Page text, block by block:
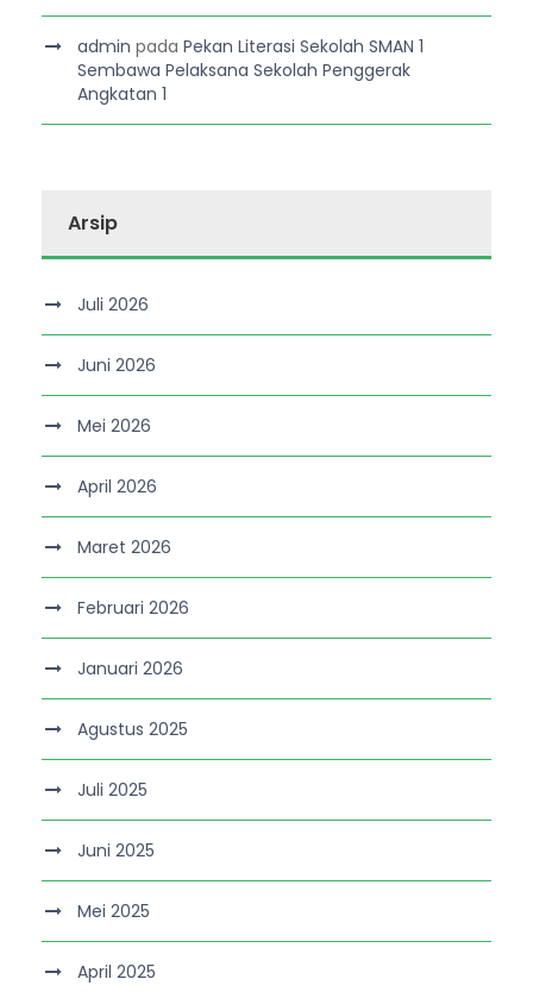
admin pada Pekan Literasi Sekolah SMAN 1
Sembawa Pelaksana Sekolah Penggerak
Angkatan 1
Arsip
Juli 2026
Juni 2026
Mei 2026
April 2026
Maret 2026
Februari 2026
Januari 2026
Agustus 2025
Juli 2025
Juni 2025
Mei 2025
April 2025